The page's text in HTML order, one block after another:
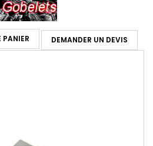
PANIER DEMANDER UN DEVIS